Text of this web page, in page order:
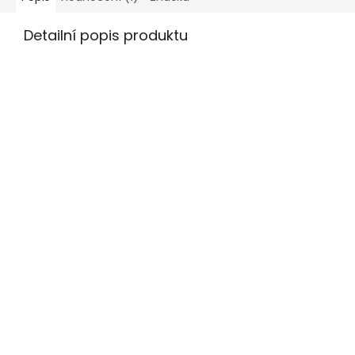
Detailní popis produktu